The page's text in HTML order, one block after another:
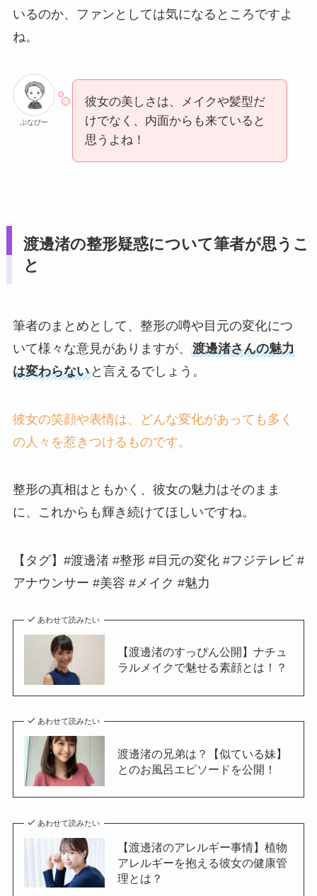
いるのか、ファンとしては気になるところですよ
ね。
ぶなぴー
彼女の美しさは、メイクや髪型だ
けでなく、内面からも来ていると
思うよね！
渡邊渚の整形疑惑について筆者が思うこ
と
筆者のまとめとして、整形の噂や目元の変化につ
いて様々な意見がありますが、 渡邊渚さんの魅力
は変わらないと言えるでしょう。
彼女の笑顔や表情は、どんな変化があっても多く
の人々を惹きつけるものです。
整形の真相はともかく、彼女の魅力はそのまま
に、これからも輝き続けてほしいですね。
【タグ】#渡邊渚 #整形 #目元の変化 #フジテレビ #
アナウンサー #美容 #メイク #魅力
あわせて読みたい
【渡邊渚のすっぴん公開】ナチュ
ラルメイクで魅せる素顔とは！？
あわせて読みたい
渡邊渚の兄弟は？【似ている妹】
とのお風呂エピソードを公開！
あわせて読みたい
【渡邊渚のアレルギー事情】植物
アレルギーを抱える彼女の健康管
理とは？